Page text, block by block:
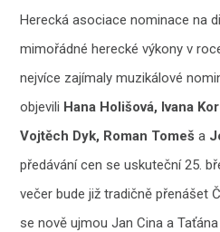
Herecká asociace nominace na
mimořádné herecké výkony v
nejvíce zajímaly muzikálové
objevili Hana Holišová, Ivana
Vojtěch Dyk, Roman Tomeš a
předávání cen se uskuteční 25.
večer bude již tradičně přenášet
se nově ujmou Jan Cina a